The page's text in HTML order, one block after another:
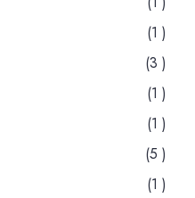
(1 )
(3 )
(1 )
(1 )
(5 )
(1 )